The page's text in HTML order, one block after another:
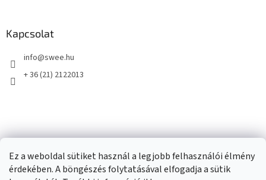
Ez a weboldal sütiket használ a legjobb felhasználói élmény
érdekében. A böngészés folytatásával elfogadja a sütik
Kapcsolat
info@swee.hu
+ 36 (21) 2122013